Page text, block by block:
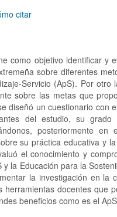
citar
como objetivo identificar y
sobre diferentes
Servicio (ApS). Por otro
sobre las metas que
diseñó un cuestionario con
del estudio, su grado
posteriormente
su práctica educativa y
el conocimiento y
la Educación para la
la investigación en la
docentes que
beneficios como es el